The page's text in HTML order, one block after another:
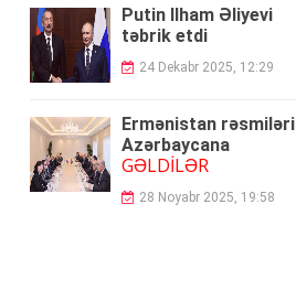
Putin İlham Əliyevi
təbrik etdi
24 Dekabr 2025, 12:29
Ermənistan rəsmiləri
Azərbaycana
GƏLDİLƏR
28 Noyabr 2025, 19:58